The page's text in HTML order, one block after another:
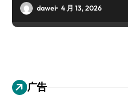
dawei 4 月 13, 2026
广告